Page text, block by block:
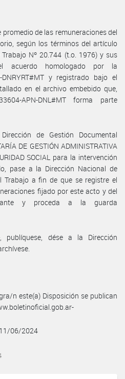
promedio de las remuneraciones del
según los términos del artículo
Nº 20.744 (t.o. 1976) y sus
acuerdo homologado por la
DNRYRT#MT y registrado bajo el
en el archivo embebido que,
APN-DNL#MT forma parte
de Gestión Documental
DE GESTIÓN ADMINISTRATIVA
SOCIAL para la intervención
pase a la Dirección Nacional de
Trabajo a fin de que se registre el
fijado por este acto y del
y proceda a la guarda
publíquese, dése a la Dirección
n este(a) Disposición se publican
06/2024